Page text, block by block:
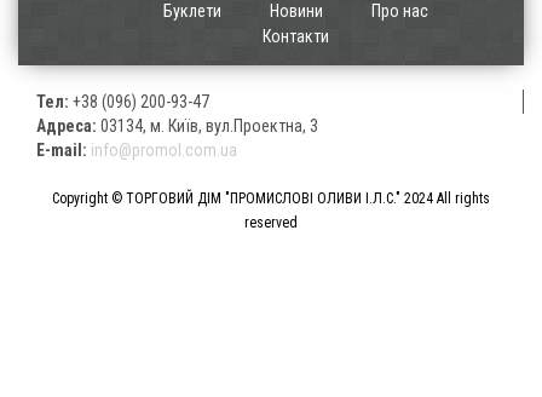
Буклети
Новини
Про нас
Контакти
Тел: +38 (096) 200-93-47
Адреса: 03134, м. Київ, вул.Проектна, 3
E-mail: info@promol.com.ua
Copyright © ТОРГОВИЙ ДІМ "ПРОМИСЛОВІ ОЛИВИ І.Л.С." 2024 All rights
reserved